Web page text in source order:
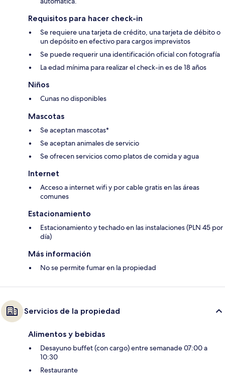
Requisitos para hacer check-in
Se requiere una tarjeta de crédito, una tarjeta de débito o
un depósito en efectivo para cargos imprevistos
Se puede requerir una identificación oficial con fotografía
La edad mínima para realizar el check-in es de 18 años
Niños
Cunas no disponibles
Mascotas
Se aceptan mascotas*
Se aceptan animales de servicio
Se ofrecen servicios como platos de comida y agua
Internet
Acceso a internet wifi y por cable gratis en las áreas
comunes
Estacionamiento
Estacionamiento y techado en las instalaciones (PLN 45 por
día)
Más información
No se permite fumar en la propiedad
Servicios de la propiedad
Alimentos y bebidas
Desayuno buffet (con cargo) entre semanade 07:00 a
10:30
Restaurante